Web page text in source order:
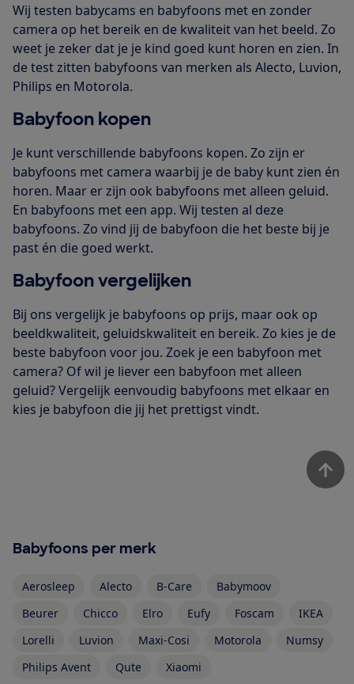
Wij testen babycams en babyfoons met en zonder
camera op het bereik en de kwaliteit van het beeld. Zo
weet je zeker dat je je kind goed kunt horen en zien. In
de test zitten babyfoons van merken als Alecto, Luvion,
Philips en Motorola.
Babyfoon kopen
Je kunt verschillende babyfoons kopen. Zo zijn er
babyfoons met camera waarbij je de baby kunt zien én
horen. Maar er zijn ook babyfoons met alleen geluid.
En babyfoons met een app. Wij testen al deze
babyfoons. Zo vind jij de babyfoon die het beste bij je
past én die goed werkt.
Babyfoon vergelijken
Bij ons vergelijk je babyfoons op prijs, maar ook op
beeldkwaliteit, geluidskwaliteit en bereik. Zo kies je de
beste babyfoon voor jou. Zoek je een babyfoon met
camera? Of wil je liever een babyfoon met alleen
geluid? Vergelijk eenvoudig babyfoons met elkaar en
kies je babyfoon die jij het prettigst vindt.
Babyfoons per merk
Aerosleep Alecto B-Care
Babymoov
Beurer
Chicco Elro Eufy Foscam
IKEA
Lorelli
Luvion Maxi-Cosi Motorola
Numsy
Philips Avent
Qute Xiaomi